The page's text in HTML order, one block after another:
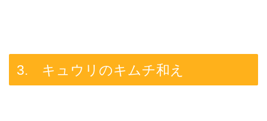
3. キュウリのキムチ和え